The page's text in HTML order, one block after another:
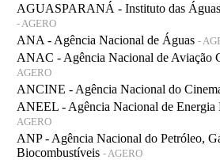
AGUASPARANÁ - Instituto das Águas
- AGERO
ANA - Agência Nacional de Águas -
ANAC - Agência Nacional de Aviação
AGERO
ANCINE - Agência Nacional do
ANEEL - Agência Nacional de Energia
AGERO
ANP - Agência Nacional do Petróleo,
Biocombustíveis - AGERO